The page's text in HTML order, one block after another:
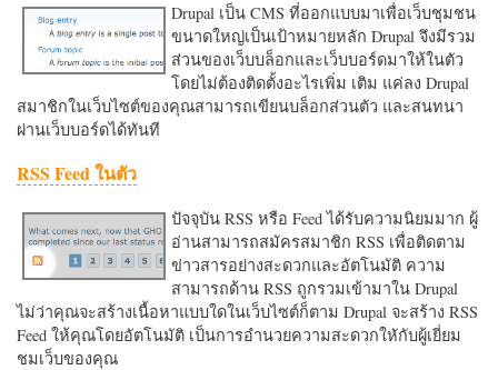
Drupal เป็น CMS ที่ออกแบบมาเพื่อเว็บชุมชน
ขนาดใหญ่เป็นเป้าหมายหลัก Drupal จึงมีรวม
ส่วนของเว็บบล็อกและเว็บบอร์ดมาให้ในตัว
โดยไม่ต้องติดตั้งอะไรเพิ่ม เติม แค่ลง Drupal
สมาชิกในเว็บไซต์ของคุณสามารถเขียนบล็อกส่วนตัว และสนทนา
ผ่านเว็บบอร์ดได้ทันที
RSS Feed ในตัว
ปัจจุบัน RSS หรือ Feed ได้รับความนิยมมาก ผู้
อ่านสามารถสมัครสมาชิก RSS เพื่อติดตาม
ข่าวสารอย่างสะดวกและอัตโนมัติ ความ
สามารถด้าน RSS ถูกรวมเข้ามาใน Drupal
ไม่ว่าคุณจะสร้างเนื้อหาแบบใดในเว็บไซต์ก็ตาม Drupal จะสร้าง RSS
Feed ให้คุณโดยอัตโนมัติ เป็นการอำนวยความสะดวกใหักับผู้เยี่ยม
ชมเว็บของคุณ